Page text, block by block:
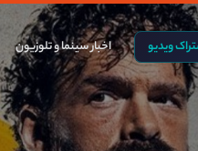
ویدیو اخبار سینما و تلوزیون